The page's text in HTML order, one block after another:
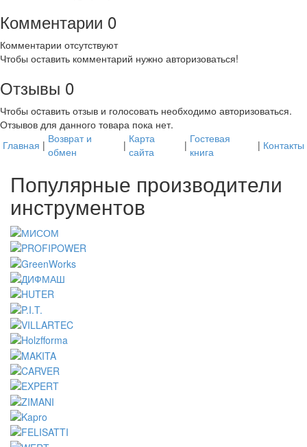
Комментарии 0
Комментарии отсутствуют
Чтобы оставить комментарий нужно авторизоваться!
Отзывы 0
Чтобы оcтавить отзыв и голосовать необходимо авторизоваться.
Отзывов для данного товара пока нет.
Главная | Возврат и
обмен
| Карта
сайта
| Гостевая
книга
| Контакты
Популярные производители
инструментов